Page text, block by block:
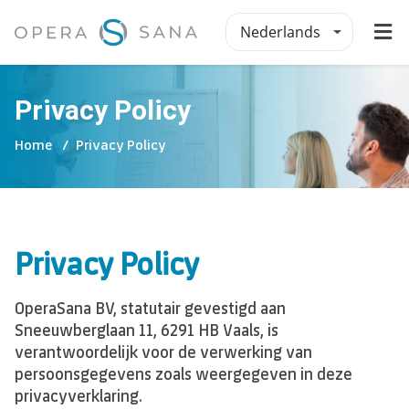
Nederlands
Privacy Policy
Home Privacy Policy
Privacy Policy
OperaSana BV, statutair gevestigd aan
Sneeuwberglaan 11, 6291 HB Vaals, is
verantwoordelijk voor de verwerking van
persoonsgegevens zoals weergegeven in deze
privacyverklaring.